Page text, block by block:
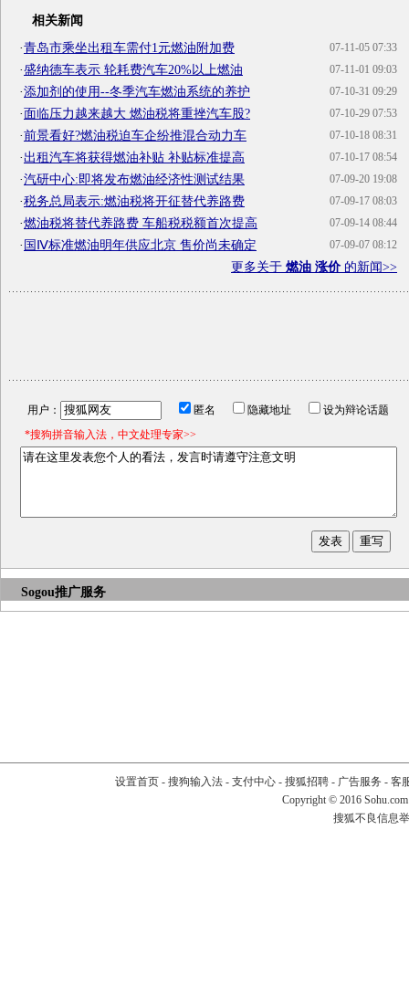
相关新闻
07-11-05 07:33
·青岛市乘坐出租车需付1元燃油附加费
07-11-01 09:03
·盛纳德车表示 轮耗费汽车20%以上燃油
07-10-31 09:29
·添加剂的使用--冬季汽车燃油系统的养护
07-10-29 07:53
·面临压力越来越大 燃油税将重挫汽车股?
07-10-18 08:31
·前景看好?燃油税迫车企纷推混合动力车
07-10-17 08:54
·出租汽车将获得燃油补贴 补贴标准提高
07-09-20 19:08
·汽研中心:即将发布燃油经济性测试结果
07-09-17 08:03
·税务总局表示:燃油税将开征替代养路费
07-09-14 08:44
·燃油税将替代养路费 车船税税额首次提高
07-09-07 08:12
·国Ⅳ标准燃油明年供应北京 售价尚未确定
更多关于 燃油 涨价的新闻>>
用户： 匿名 隐藏地址
设为辩论话题
*搜狗拼音输入法，中文处理专家>>
Sogou推广服务
设置首页- 搜狗输入法- 支付中心- 搜狐招聘- 广告服务 - 客
Copyright © 2016
搜狐不良信息